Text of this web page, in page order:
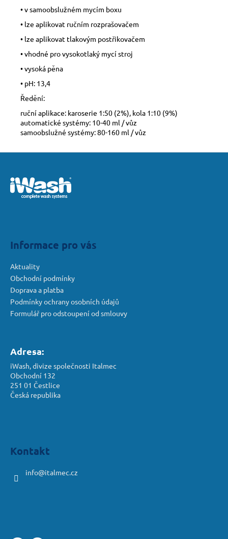
• v samoobslužném mycím boxu
• lze aplikovat ručním rozprašovačem
• lze aplikovat tlakovým postřikovačem
• vhodné pro vysokotlaký mycí stroj
• vysoká pěna
• pH: 13,4
Ředění:
ruční aplikace: karoserie 1:50 (2%), kola 1:10 (9%)
automatické systémy: 10-40 ml / vůz
samoobslužné systémy: 80-160 ml / vůz
Informace pro vás
Aktuality
Obchodní podmínky
Doprava a platba
Podmínky ochrany osobních údajů
Formulář pro odstoupení od smlouvy
Adresa:
iWash, divize společnosti Italmec
Obchodní 132
251 01 Čestlice
Česká republika
Kontakt
info@italmec.cz